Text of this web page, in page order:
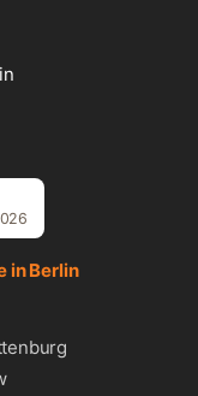
in Berlin